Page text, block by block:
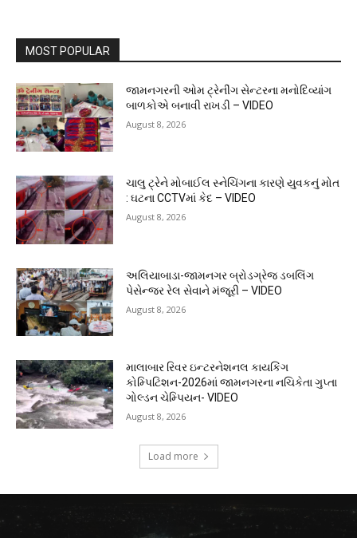
MOST POPULAR
જામનગરની ઓમ ટ્રેનીંગ સેન્ટરના મનોદિવ્યાંગ
બાળકોએ બનાવી રાખડી – VIDEO
August 8, 2026
ચાલુ ટ્રેને મોબાઈલ સ્નેચિંગના કારણે યુવકનું મોત
: ઘટના CCTVમાં કેદ – VIDEO
August 8, 2026
અલિયાબાડા-જામનગર બ્રોડગ્રેજ ડબલિંગ
પેસેન્જર રેલ સેવાને મંજૂરી – VIDEO
August 8, 2026
માલાબાર રિવર ઇન્ટરનેશનલ કાયકિંગ
કોમ્પિટિશન-2026માં જામનગરના નચિકેતા ગુપ્તા
ગોલ્ડન ચેમ્પિયન- VIDEO
August 8, 2026
Load more